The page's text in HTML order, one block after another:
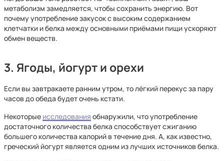
метаболизм замедляется, чтобы сохранить энергию. Вот
почему употребление закусок с высоким содержанием
клетчатки и белка между основными приёмами пищи ускоряют
обмен веществ.
3. Ягоды, йогурт и орехи
Если вы завтракаете ранним утром, то лёгкий перекус за пару
часов до обеда будет очень кстати.
Некоторые исследования обнаружили, что употребление
достаточного количества белка способствует сжиганию
большего количества калорий в течение дня. А, как известно,
греческий йогурт является одним из лучших источников белка.